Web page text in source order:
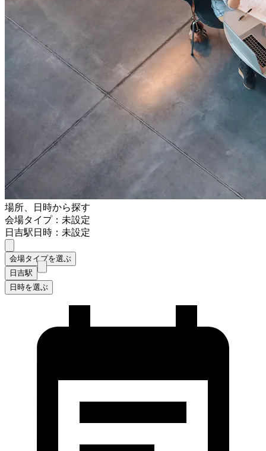
場所、日時から探す
会場タイプ：未設定
日吉駅日時：未設定
会場タイプを選ぶ
日吉駅
日時を選ぶ